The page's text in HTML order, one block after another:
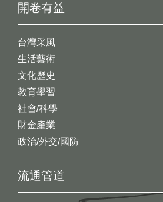
開卷有益
台灣采風
生活藝術
文化歷史
教育學習
社會/科學
財金產業
政治/外交/國防
流通管道